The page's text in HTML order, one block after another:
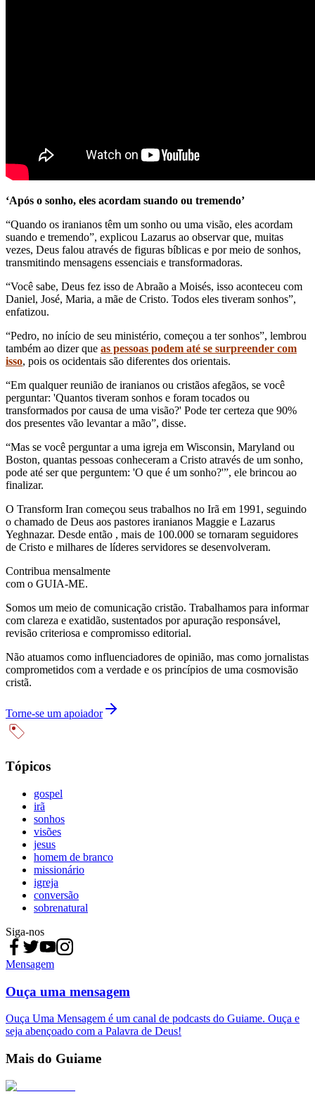
‘Após o sonho, eles acordam suando ou tremendo’
“Quando os iranianos têm um sonho ou uma visão, eles acordam
suando e tremendo”, explicou Lazarus ao observar que, muitas
vezes, Deus falou através de figuras bíblicas e por meio de sonhos,
transmitindo mensagens essenciais e transformadoras.
“Você sabe, Deus fez isso de Abraão a Moisés, isso aconteceu com
Daniel, José, Maria, a mãe de Cristo. Todos eles tiveram sonhos”,
enfatizou.
“Pedro, no início de seu ministério, começou a ter sonhos”, lembrou
também ao dizer que as pessoas podem até se surpreender com
isso, pois os ocidentais são diferentes dos orientais.
“Em qualquer reunião de iranianos ou cristãos afegãos, se você
perguntar: 'Quantos tiveram sonhos e foram tocados ou
transformados por causa de uma visão?' Pode ter certeza que 90%
dos presentes vão levantar a mão”, disse.
“Mas se você perguntar a uma igreja em Wisconsin, Maryland ou
Boston, quantas pessoas conheceram a Cristo através de um sonho,
pode até ser que perguntem: 'O que é um sonho?'”, ele brincou ao
finalizar.
O Transform Iran começou seus trabalhos no Irã em 1991, seguindo
o chamado de Deus aos pastores iranianos Maggie e Lazarus
Yeghnazar. Desde então , mais de 100.000 se tornaram seguidores
de Cristo e milhares de líderes servidores se desenvolveram.
Contribua mensalmente
com o GUIA-ME.
Somos um meio de comunicação cristão. Trabalhamos para informar
com clareza e exatidão, sustentados por apuração responsável,
revisão criteriosa e compromisso editorial.
Não atuamos como influenciadores de opinião, mas como jornalistas
comprometidos com a verdade e os princípios de uma cosmovisão
cristã.
Torne-se um apoiador
Tópicos
gospel
irã
sonhos
visões
jesus
homem de branco
missionário
igreja
conversão
sobrenatural
Siga-nos
Mensagem
Ouça uma mensagem
Ouça Uma Mensagem é um canal de podcasts do Guiame. Ouça e
seja abençoado com a Palavra de Deus!
Mais do Guiame